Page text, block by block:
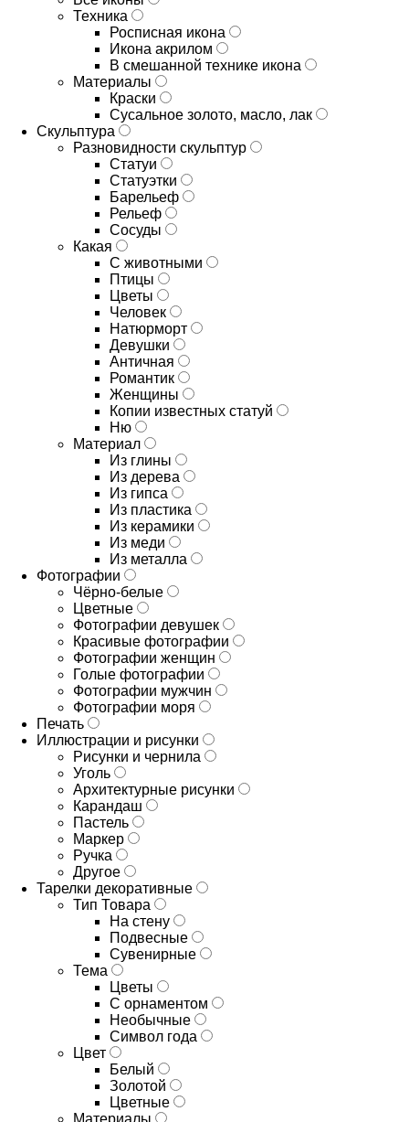
Техника
Росписная икона
Икона акрилом
В смешанной технике икона
Материалы
Краски
Сусальное золото, масло, лак
Скульптура
Разновидности скульптур
Статуи
Статуэтки
Барельеф
Рельеф
Сосуды
Какая
С животными
Птицы
Цветы
Человек
Натюрморт
Девушки
Античная
Романтик
Женщины
Копии известных статуй
Ню
Материал
Из глины
Из дерева
Из гипса
Из пластика
Из керамики
Из меди
Из металла
Фотографии
Чёрно-белые
Цветные
Фотографии девушек
Красивые фотографии
Фотографии женщин
Голые фотографии
Фотографии мужчин
Фотографии моря
Печать
Иллюстрации и рисунки
Рисунки и чернила
Уголь
Архитектурные рисунки
Карандаш
Пастель
Маркер
Ручка
Другое
Тарелки декоративные
Тип Товара
На стену
Подвесные
Сувенирные
Тема
Цветы
С орнаментом
Необычные
Символ года
Цвет
Белый
Золотой
Цветные
Материалы